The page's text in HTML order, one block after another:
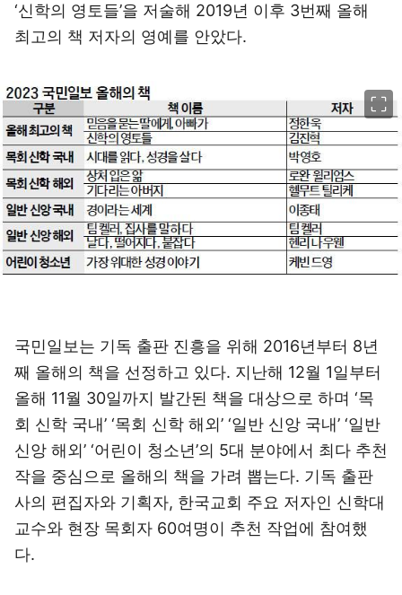
‘신학의 영토들’을 저술해 2019년 이후 3번째 올해
최고의 책 저자의 영예를 안았다.
국민일보는 기독 출판 진흥을 위해 2016년부터 8년
째 올해의 책을 선정하고 있다. 지난해 12월 1일부터
올해 11월 30일까지 발간된 책을 대상으로 하며 ‘목
회 신학 국내’ ‘목회 신학 해외’ ‘일반 신앙 국내’ ‘일반
신앙 해외’ ‘어린이 청소년’의 5대 분야에서 최다 추천
작을 중심으로 올해의 책을 가려 뽑는다. 기독 출판
사의 편집자와 기획자, 한국교회 주요 저자인 신학대
교수와 현장 목회자 60여명이 추천 작업에 참여했
다.